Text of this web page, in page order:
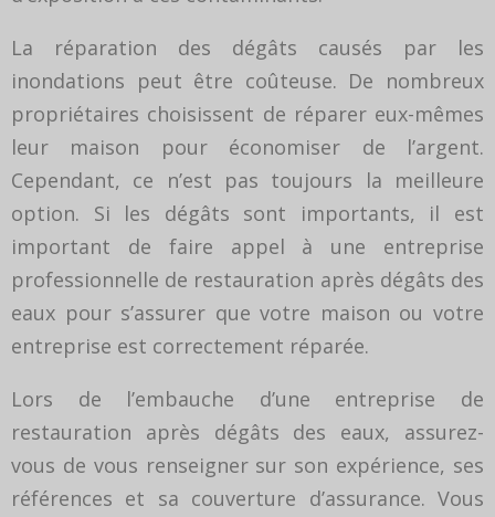
La réparation des dégâts causés par les
inondations peut être coûteuse. De nombreux
propriétaires choisissent de réparer eux-mêmes
leur maison pour économiser de l’argent.
Cependant, ce n’est pas toujours la meilleure
option. Si les dégâts sont importants, il est
important de faire appel à une entreprise
professionnelle de restauration après dégâts des
eaux pour s’assurer que votre maison ou votre
entreprise est correctement réparée.
Lors de l’embauche d’une entreprise de
restauration après dégâts des eaux, assurez-
vous de vous renseigner sur son expérience, ses
références et sa couverture d’assurance. Vous